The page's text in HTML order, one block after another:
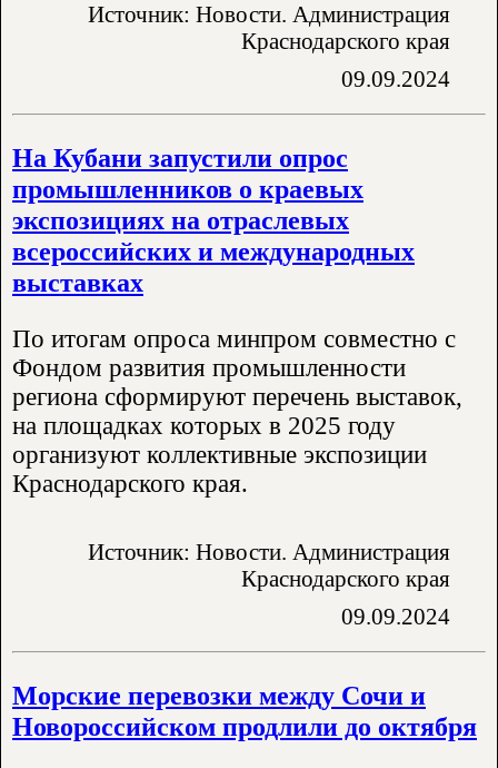
Источник: Новости. Администрация
Краснодарского края
09.09.2024
На Кубани запустили опрос
промышленников о краевых
экспозициях на отраслевых
всероссийских и международных
выставках
По итогам опроса минпром совместно с
Фондом развития промышленности
региона сформируют перечень выставок,
на площадках которых в 2025 году
организуют коллективные экспозиции
Краснодарского края.
Источник: Новости. Администрация
Краснодарского края
09.09.2024
Морские перевозки между Сочи и
Новороссийском продлили до октября